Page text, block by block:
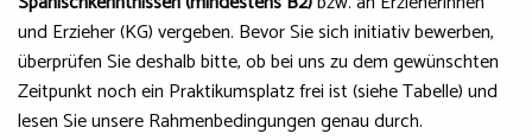
und Erzieher (KG) vergeben. Bevor Sie sich initiativ bewerben,
überprüfen Sie deshalb bitte, ob bei uns zu dem gewünschten
Zeitpunkt noch ein Praktikumsplatz frei ist (siehe Tabelle) und
lesen Sie unsere Rahmenbedingungen genau durch.